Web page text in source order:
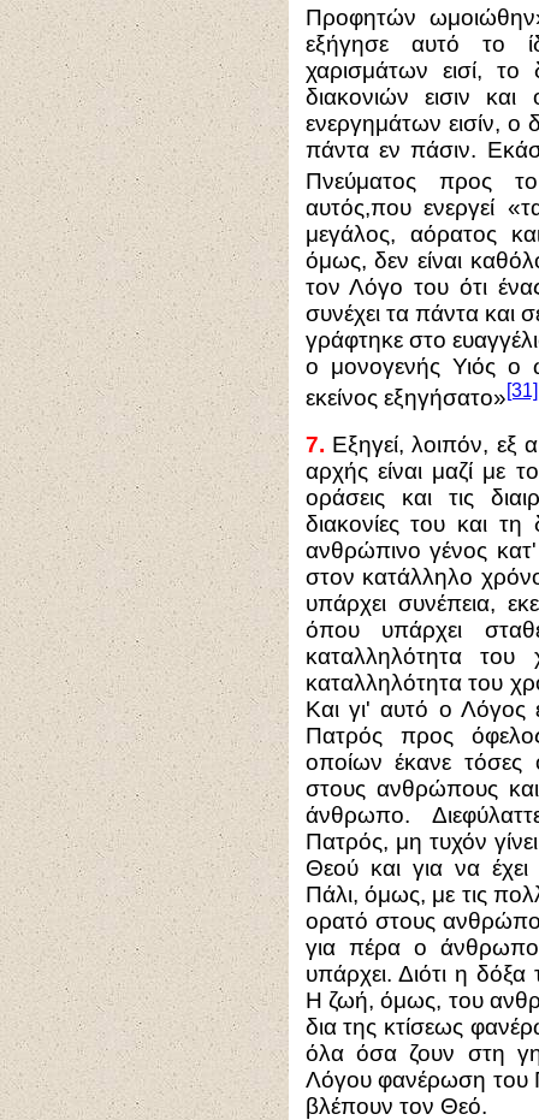
Προφητών
εξήγησε αυτό το
χαρισμάτων εισί, το
διακονιών εισιν και
ενεργημάτων εισίν, ο
πάντα εν πάσιν.
Πνεύματος προς
αυτός,που ενεργεί
μεγάλος, αόρατος
όμως, δεν είναι
τον Λόγο του ότι
συνέχει τα πάντα και
γράφτηκε στο
ο μονογενής Υιός ο
εκείνος εξηγήσατο»[31]
7. Εξηγεί, λοιπόν, εξ
αρχής είναι μαζί με
οράσεις και τις
διακονίες του και
ανθρώπινο γένος κατ'
στον κατάλληλο
υπάρχει συνέπεια,
όπου υπάρχει
καταλληλότητα
καταλληλότητα του
Και γι' αυτό ο Λόγος
Πατρός προς
οποίων έκανε τόσες
στους ανθρώπους
άνθρωπο.
Πατρός, μη τυχόν
Θεού και για να
Πάλι, όμως, με τις
ορατό στους
για πέρα ο
υπάρχει. Διότι η
Η ζωή, όμως, του
δια της κτίσεως
όλα όσα ζουν στη
Λόγου φανέρωση του
βλέπουν τον Θεό.